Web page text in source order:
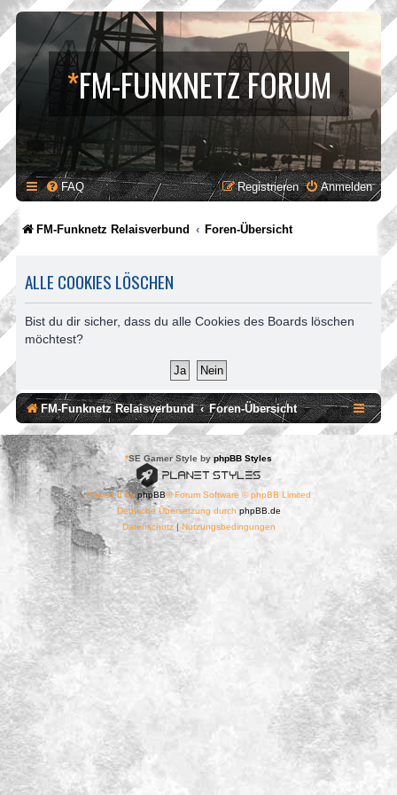
*FM-FUNKNETZ FORUM
FAQ Anmelden
Registrieren
FM-Funknetz Relaisverbund Foren-Übersicht
ALLE COOKIES LÖSCHEN
Bist du dir sicher, dass du alle Cookies des Boards löschen
möchtest?
FM-Funknetz Relaisverbund Foren-Übersicht
*SE Gamer Style by phpBB Styles
Powered byphpBB® Forum Software © phpBB Limited
Deutsche Übersetzung durch phpBB.de
Datenschutz| Nutzungsbedingungen